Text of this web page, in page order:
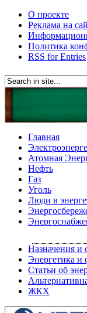
О проекте
Реклама на
Политика
RSS for Entries
Главная
Атомная
Нефть
Газ
Уголь
Люди в
Назначения и
Энергетика
Статьи об
ЖКХ